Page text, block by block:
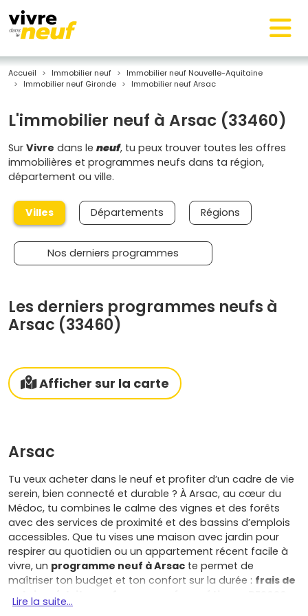
Accueil Immobilier neuf
Immobilier neuf Nouvelle-Aquitaine
Immobilier neuf Gironde
Immobilier neuf Arsac
L'immobilier neuf à Arsac (33460)
Sur Vivre dans le neuf, tu peux trouver toutes les offres
immobilières et programmes neufs dans ta région,
département ou ville.
Villes Départements Régions
Nos derniers programmes
Les derniers programmes neufs à
Arsac (33460)
Afficher sur la carte
Arsac
Tu veux acheter dans le neuf et profiter d’un cadre de vie
serein, bien connecté et durable ? À Arsac, au cœur du
Médoc, tu combines le calme des vignes et des forêts
avec des services de proximité et des bassins d’emplois
accessibles. Que tu vises une maison avec jardin pour
respirer au quotidien ou un appartement récent facile à
vivre, un programme neuf à Arsac te permet de
maîtriser ton budget et ton confort sur la durée : frais de
notaire réduits
pour deséconomies d’énergie
Lire la suite...